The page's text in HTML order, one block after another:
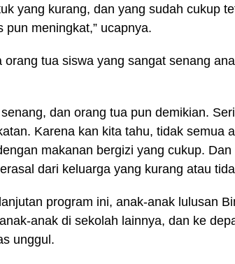
yang kurang, dan yang sudah cukup
meningkat,” ucapnya.
tua siswa yang sangat senang
dan orang tua pun demikian.
Karena kan kita tahu, tidak semua
makanan bergizi yang cukup.
dari keluarga yang kurang atau
program ini, anak-anak lulusan
anak di sekolah lainnya, dan ke
unggul.